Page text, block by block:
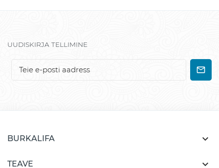
UUDISKIRJA TELLIMINE
BURKALIFA 
TEAVE 